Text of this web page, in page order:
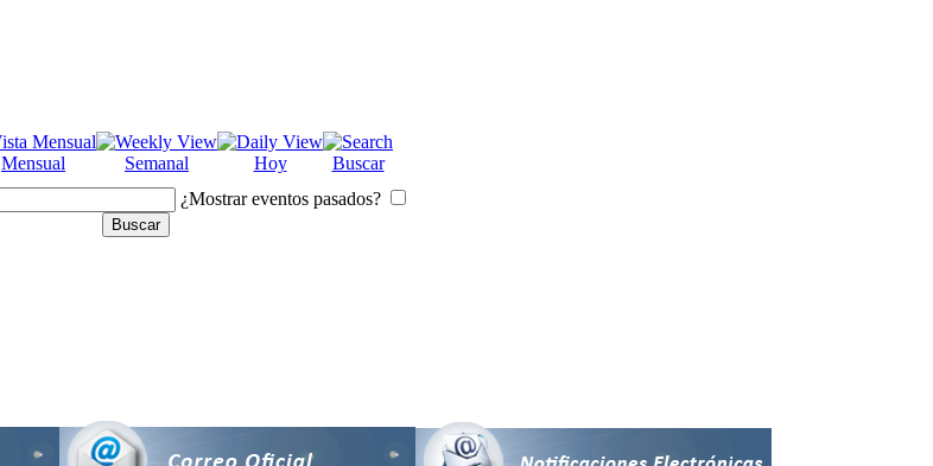
Mensual Semanal Hoy
Buscar
¿Mostrar eventos pasados?